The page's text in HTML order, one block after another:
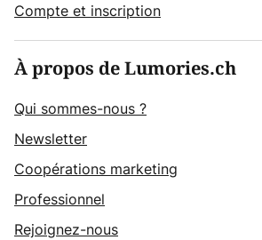
Compte et inscription
À propos de Lumories.ch
Qui sommes-nous ?
Newsletter
Coopérations marketing
Professionnel
Rejoignez-nous